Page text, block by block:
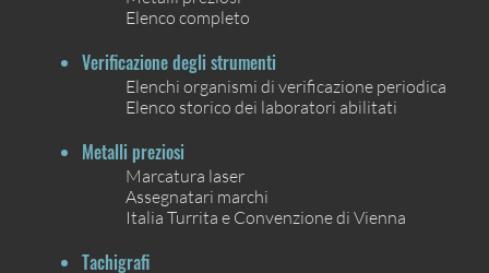
Elenco completo
Verificazione degli strumenti
Elenchi organismi di verificazione periodica
Elenco storico dei laboratori abilitati
Metalli preziosi
Marcatura laser
Assegnatari marchi
Italia Turrita e Convenzione di Vienna
Tachigrafi